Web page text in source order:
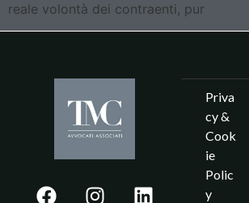
reale volontà dei contraenti, pur
Priva
cy &
Cook
ie
Polic
y